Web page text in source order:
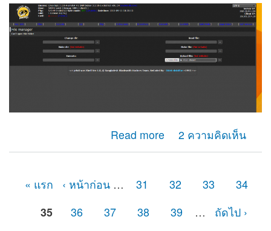
Read more
about ขอความช่วยเหลือ เว็บโดน hack ครับ2 ความคิดเห็น
« แรก ‹ หน้าก่อน … 31 32 33
34
35
36 37 38 39 …
ถัดไป ›